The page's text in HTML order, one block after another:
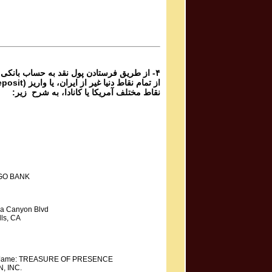
۴- از طریق فرستادن پول نقد به حساب
نقاط مختلف آمریکا یا کانادا، به شرح زیر:
BANK
Canyon Blvd
CA
TREASURE OF PRESENCE
INC.